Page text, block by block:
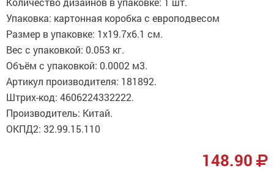
Упаковка: картонная коробка с европодвесом
Размер в упаковке: 1x19.7x6.1 см.
Вес с упаковкой: 0.053 кг.
Объём с упаковкой: 0.0002 м3.
Артикул производителя: 181892.
Штрих-код: 4606224332222.
Производитель: Китай.
ОКПД2: 32.99.15.110
148.90